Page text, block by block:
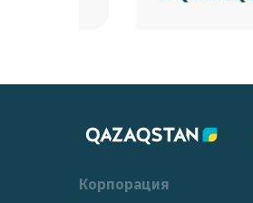
Корпорация